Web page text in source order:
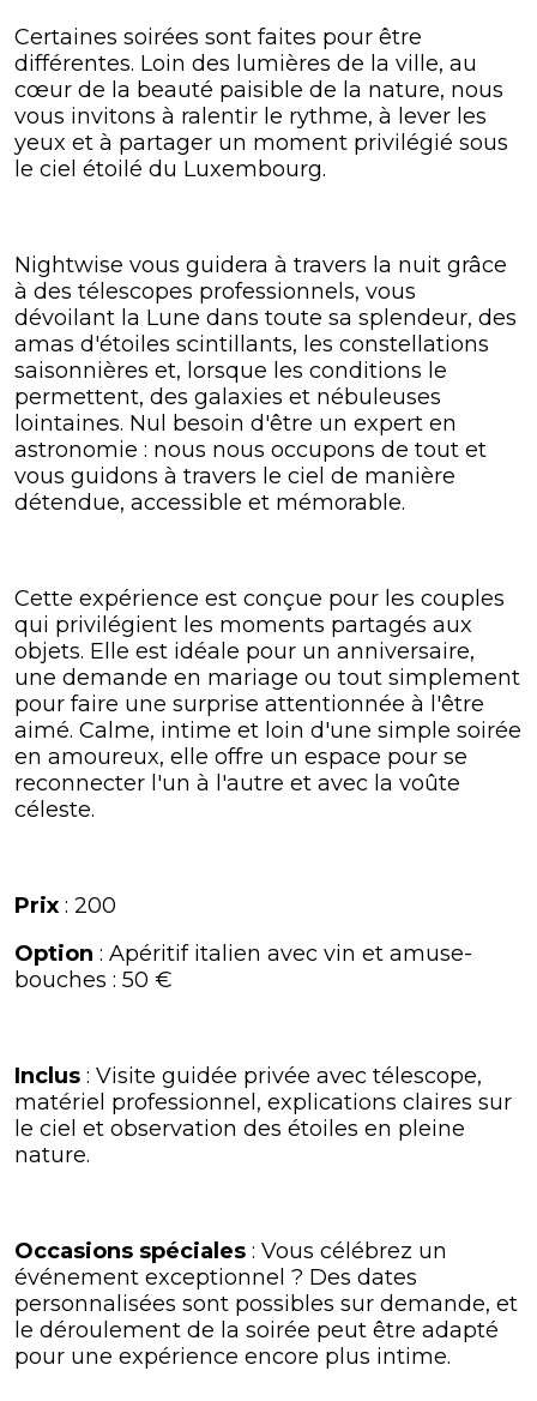
Certaines soirées sont faites pour être
différentes. Loin des lumières de la ville, au
cœur de la beauté paisible de la nature, nous
vous invitons à ralentir le rythme, à lever les
yeux et à partager un moment privilégié sous
le ciel étoilé du Luxembourg.
Nightwise vous guidera à travers la nuit grâce
à des télescopes professionnels, vous
dévoilant la Lune dans toute sa splendeur, des
amas d'étoiles scintillants, les constellations
saisonnières et, lorsque les conditions le
permettent, des galaxies et nébuleuses
lointaines. Nul besoin d'être un expert en
astronomie : nous nous occupons de tout et
vous guidons à travers le ciel de manière
détendue, accessible et mémorable.
Cette expérience est conçue pour les couples
qui privilégient les moments partagés aux
objets. Elle est idéale pour un anniversaire,
une demande en mariage ou tout simplement
pour faire une surprise attentionnée à l'être
aimé. Calme, intime et loin d'une simple soirée
en amoureux, elle offre un espace pour se
reconnecter l'un à l'autre et avec la voûte
céleste.
Prix ​​: 200
Option : Apéritif italien avec vin et amuse-
bouches : 50 €
Inclus : Visite guidée privée avec télescope,
matériel professionnel, explications claires sur
le ciel et observation des étoiles en pleine
nature.
Occasions spéciales : Vous célébrez un
événement exceptionnel ? Des dates
personnalisées sont possibles sur demande, et
le déroulement de la soirée peut être adapté
pour une expérience encore plus intime.